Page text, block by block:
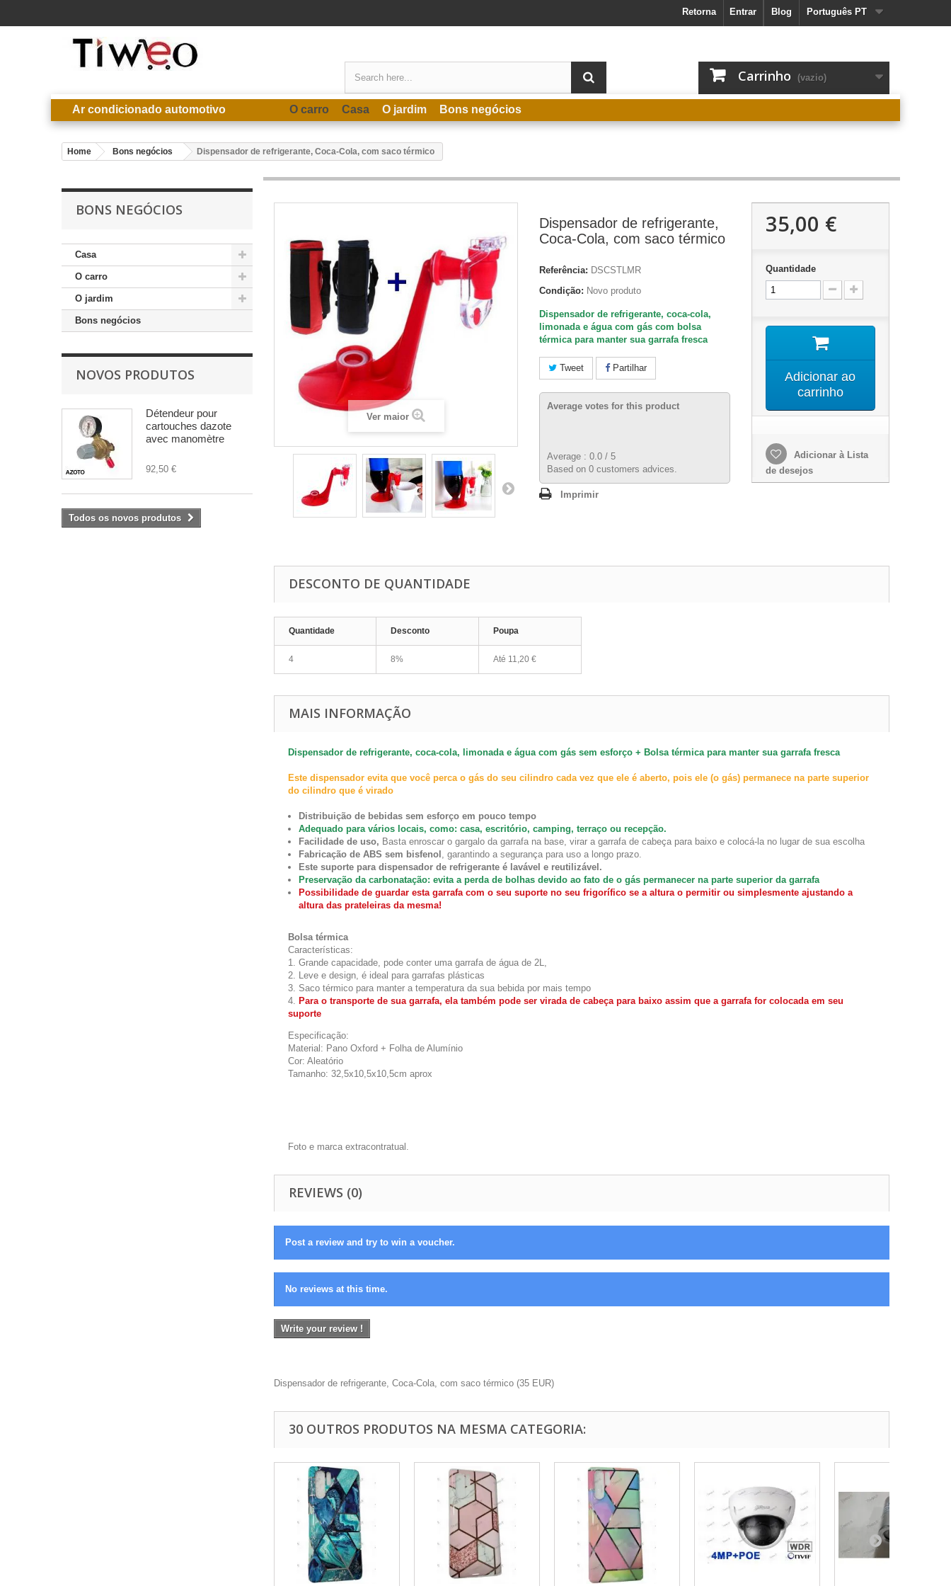
Português PT
Blog
Entrar
Retorna
Carrinho (vazio)
Ar condicionado automotivo O carro Casa O jardim Bons negócios
Home Bons negócios Dispensador de refrigerante, Coca-Cola, com saco térmico
BONS NEGÓCIOS
Casa
O carro
O jardim
Bons negócios
NOVOS PRODUTOS
Détendeur pour
cartouches dazote
avec manomètre
92,50 €
Todos os novos produtos
Ver maior
Dispensador de refrigerante,
Coca-Cola, com saco térmico
Referência: DSCSTLMR
Condição: Novo produto
Dispensador de refrigerante, coca-cola,
limonada e água com gás com bolsa
térmica para manter sua garrafa fresca
Tweet Partilhar
Average votes for this product
Average : 0.0 / 5
Based on 0 customers advices.
Imprimir
35,00 €
Quantidade
Adicionar ao
carrinho
Adicionar à Lista
de desejos
DESCONTO DE QUANTIDADE
Quantidade Desconto Poupa
4 8% Até 11,20 €
MAIS INFORMAÇÃO
Dispensador de refrigerante, coca-cola, limonada e água com gás sem esforço + Bolsa térmica para manter sua garrafa fresca
Este dispensador evita que você perca o gás do seu cilindro cada vez que ele é aberto, pois ele (o gás) permanece na parte superior
do cilindro que é virado
Distribuição de bebidas sem esforço em pouco tempo
Adequado para vários locais, como: casa, escritório, camping, terraço ou recepção.
Facilidade de uso, Basta enroscar o gargalo da garrafa na base, virar a garrafa de cabeça para baixo e colocá-la no lugar de sua escolha
Fabricação de ABS sem bisfenol , garantindo a segurança para uso a longo prazo.
Este suporte para dispensador de refrigerante é lavável e reutilizável.
Preservação da carbonatação: evita a perda de bolhas devido ao fato de o gás permanecer na parte superior da garrafa
Possibilidade de guardar esta garrafa com o seu suporte no seu frigorífico se a altura o permitir ou simplesmente ajustando a
altura das prateleiras da mesma!
Bolsa térmica
Características:
1. Grande capacidade, pode conter uma garrafa de água de 2L,
2. Leve e design, é ideal para garrafas plásticas
3. Saco térmico para manter a temperatura da sua bebida por mais tempo
4. Para o transporte de sua garrafa, ela também pode ser virada de cabeça para baixo assim que a garrafa for colocada em seu
suporte
Especificação:
Material: Pano Oxford + Folha de Alumínio
Cor: Aleatório
Tamanho: 32,5x10,5x10,5cm aprox
Foto e marca extracontratual.
REVIEWS (0)
Post a review and try to win a voucher.
No reviews at this time.
Write your review !
Dispensador de refrigerante, Coca-Cola, com saco térmico (35 EUR)
30 OUTROS PRODUTOS NA MESMA CATEGORIA: